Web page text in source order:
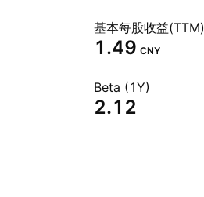
基本每股收益(TTM)
1.49 CNY
Beta (1Y)
2.12